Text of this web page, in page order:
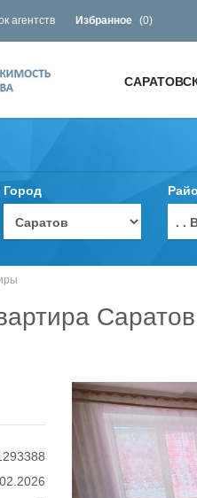
агентств Избранное (0)
Город
. .